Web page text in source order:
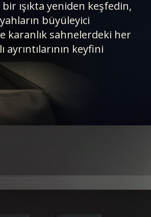
ışıkta yeniden keşfedin,
büyüleyici
karanlık sahnelerdeki her
ayrıntılarının keyfini